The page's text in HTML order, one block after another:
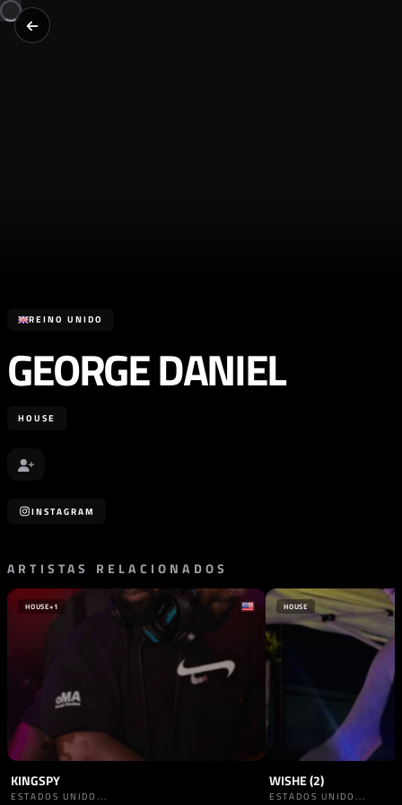
REINO UNIDO
GEORGE DANIEL
HOUSE
INSTAGRAM
ARTISTAS RELACIONADOS
HOUSE+1
KINGSPY
ESTADOS UNIDO...
HOUSE
WISHE (2)
ESTADOS UNIDO...